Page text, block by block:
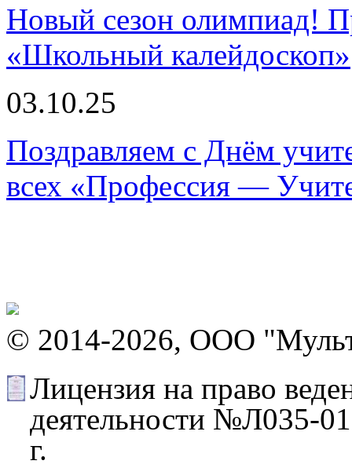
Новый сезон олимпиад!
«Школьный калейдоскоп»
03.10.25
Поздравляем с Днём
всех «Профессия —
© 2014-2026, ООО
Лицензия на право
деятельности №Л035-
г.